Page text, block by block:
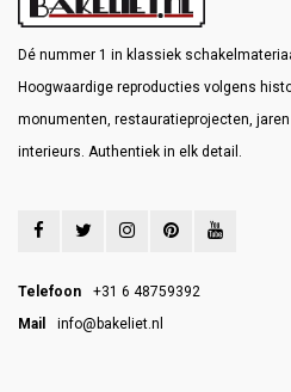
Dé nummer 1 in klassiek
Hoogwaardige reproducties volgens
monumenten, restauratieprojecten,
interieurs. Authentiek in elk detail.
Telefoon
+31 6 48759392
Mail
info@bakeliet.nl